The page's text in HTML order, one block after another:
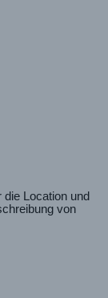
die Location und
von